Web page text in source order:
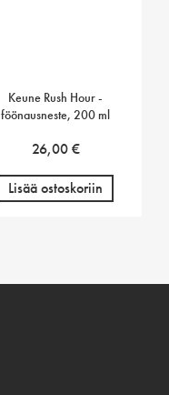
Keune Rush Hour -
föönausneste, 200 ml
26,00€
Lisää ostoskoriin